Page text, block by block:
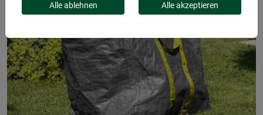
Alle ablehnen Alle akzeptieren